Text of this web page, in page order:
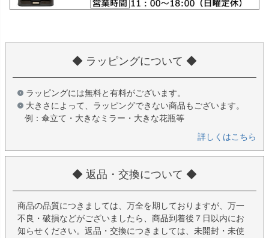
◆ ラッピングについて ◆
ラッピングには無料と有料がございます。
大きさによって、ラッピングできない商品もございます。
例：傘立て・大きなミラー・大きな花瓶等
詳しくはこちら
◆ 返品・交換について ◆
商品の品質につきましては、万全を期しておりますが、万一
不良・破損などがございましたら、商品到着後７日以内にお
知らせください。返品・交換につきましては、未開封・未使